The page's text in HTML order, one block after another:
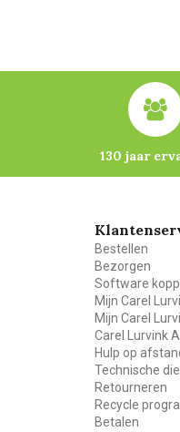
130 jaar
Bestellen
Bezorgen
Software
Mijn Carel
Mijn Carel
Carel Lurvink
Hulp op
Technische
Retourneren
Recycle
Betalen